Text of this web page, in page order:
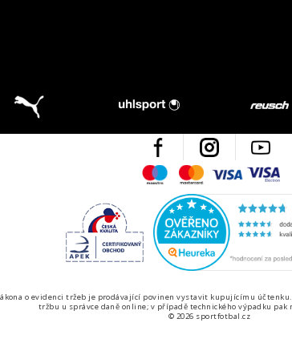
Facebook Instagram
MaestroMastercard
Visa
Česká kvalita
o evidenci tržeb je prodávající povinen vystavit kupujícímu
tržbu u správce daně online; v případě technického výpadku pak
© 2026 sportfotbal.cz